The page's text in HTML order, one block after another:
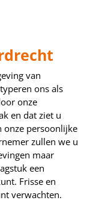
van
ons als
onze
en dat ziet u
onze persoonlijke
zullen we u
maar
een
Frisse en
verwachten.